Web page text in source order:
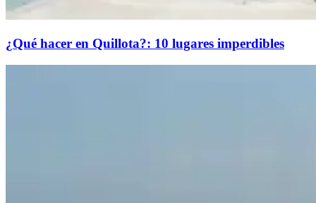
¿Qué hacer en Quillota?: 10 lugares imperdibles